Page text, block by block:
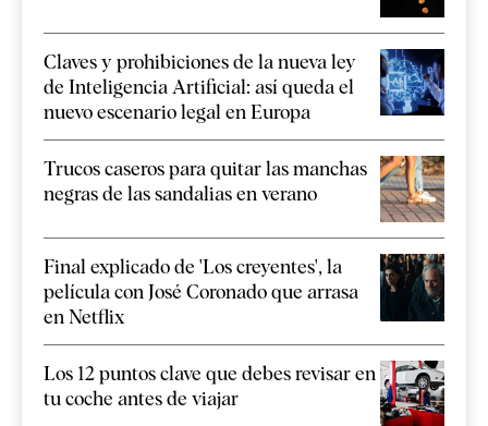
Claves y prohibiciones de la nueva ley
de Inteligencia Artificial: así queda el
nuevo escenario legal en Europa
Trucos caseros para quitar las manchas
negras de las sandalias en verano
Final explicado de 'Los creyentes', la
película con José Coronado que arrasa
en Netflix
Los 12 puntos clave que debes revisar en
tu coche antes de viajar